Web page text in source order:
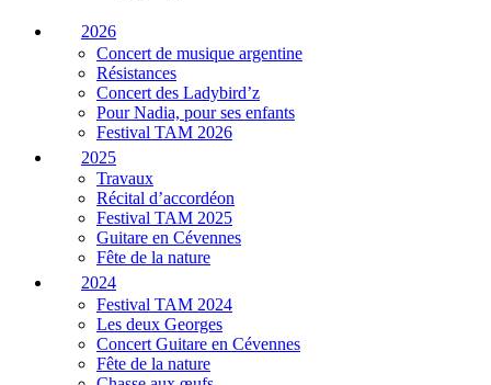
2026
Concert de musique argentine
Résistances
Concert des Ladybird’z
Pour Nadia, pour ses enfants
Festival TAM 2026
2025
Travaux
Récital d’accordéon
Festival TAM 2025
Guitare en Cévennes
Fête de la nature
2024
Festival TAM 2024
Les deux Georges
Concert Guitare en Cévennes
Fête de la nature